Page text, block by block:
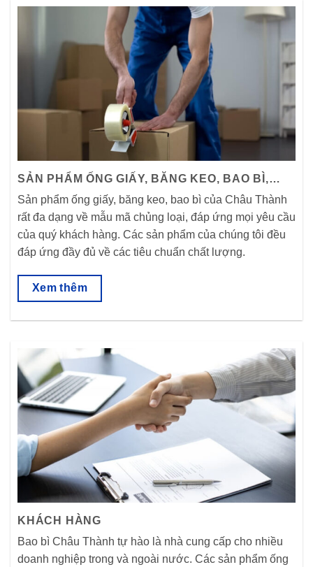
SẢN PHẨM ỐNG GIẤY, BĂNG KEO, BAO BÌ,…
Sản phẩm ống giấy, băng keo, bao bì của Châu Thành
rất đa dạng về mẫu mã chủng loại, đáp ứng mọi yêu cầu
của quý khách hàng. Các sản phẩm của chúng tôi đều
đáp ứng đầy đủ về các tiêu chuẩn chất lượng.
Xem thêm
KHÁCH HÀNG
Bao bì Châu Thành tự hào là nhà cung cấp cho nhiều
doanh nghiệp trong và ngoài nước. Các sản phẩm ống